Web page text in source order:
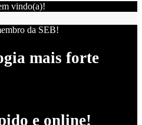
vindo(a)!
da SEB!
mais forte
e online!